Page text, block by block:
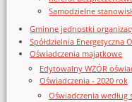
Samodzielne
Gminne jednostki
Spółdzielnia Energetyczna
Oświadczenia majątkowe
Edytowalny WZÓR
Oświadczenia - 2020 rok
Oświadczenia według